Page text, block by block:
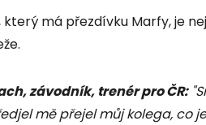
který má přezdívku Marfy, je
závodník, trenér pro ČR:
mě přejel můj kolega, co